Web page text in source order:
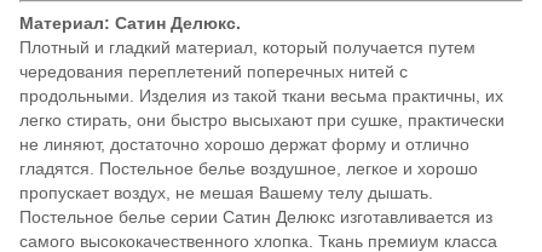
Материал: Сатин Делюкс.
Плотный и гладкий материал, который получается путем
чередования переплетений поперечных нитей с
продольными. Изделия из такой ткани весьма практичны, их
легко стирать, они быстро высыхают при сушке, практически
не линяют, достаточно хорошо держат форму и отлично
гладятся. Постельное белье воздушное, легкое и хорошо
пропускает воздух, не мешая Вашему телу дышать.
Постельное белье серии Сатин Делюкс изготавливается из
самого высококачественного хлопка. Ткань премиум класса